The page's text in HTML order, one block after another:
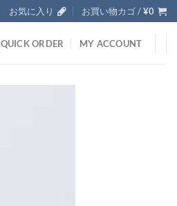
お気に入り お買い物カゴ /¥0
QUICK ORDER MY ACCOUNT